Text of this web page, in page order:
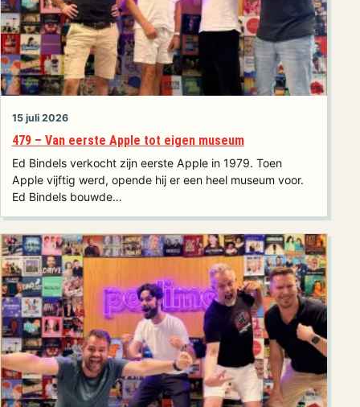
15 juli 2026
479 – Van eerste Apple tot eigen museum
Ed Bindels verkocht zijn eerste Apple in 1979. Toen
Apple vijftig werd, opende hij er een heel museum voor.
Ed Bindels bouwde…